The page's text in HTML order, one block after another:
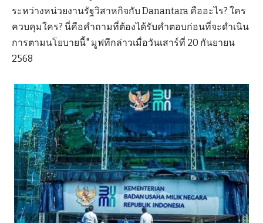
ระหว่างหน่วยงานรัฐวิสาหกิจกับ Danantara คืออะไร? ใคร
ควบคุมใคร? นี่คือคำถามที่ต้องได้รับคำตอบก่อนที่จะดำเนิน
การตามนโยบายนี้" มูฟทีกล่าวเมื่อวันเสาร์ที่ 20 กันยายน
2568